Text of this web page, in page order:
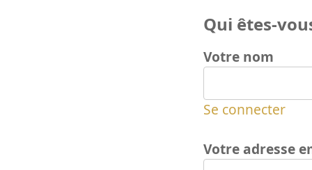
Qui êtes-
Votre nom
Se connecter
Votre adresse